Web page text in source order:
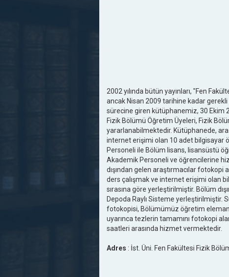
2002 yılında bütün yayınları, "Fen
ancak Nisan 2009 tarihine kadar
sürecine giren kütüphanemiz, 30 Ekim
Fizik Bölümü Öğretim Üyeleri, Fizik
yararlanabilmektedir. Kütüphanede,
internet erişimi olan 10 adet bilgisayar
Personeli ile Bölüm lisans, lisansüstü
Akademik Personeli ve öğrencilerine
dışından gelen araştırmacılar
ders çalışmak ve internet erişimi olan
sırasına göre yerleştirilmiştir. Bölüm
Depoda Raylı Sisteme yerleştirilmiştir.
fotokopisi, Bölümümüz öğretim
uyarınca tezlerin tamamını fotokopi
saatleri arasında hizmet vermektedir.
Adres : İst. Üni. Fen Fakültesi Fizik